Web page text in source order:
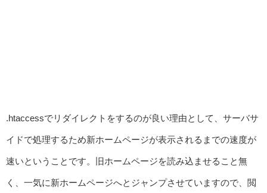
.htaccessでリダイレクトをするのが良い理由として、サーバサ
イドで処理するため新ホームページが表示されるまでの速度が
速いということです。旧ホームページを読み込ませること無
く、一気に新ホームページへとジャンプさせていますので、閲